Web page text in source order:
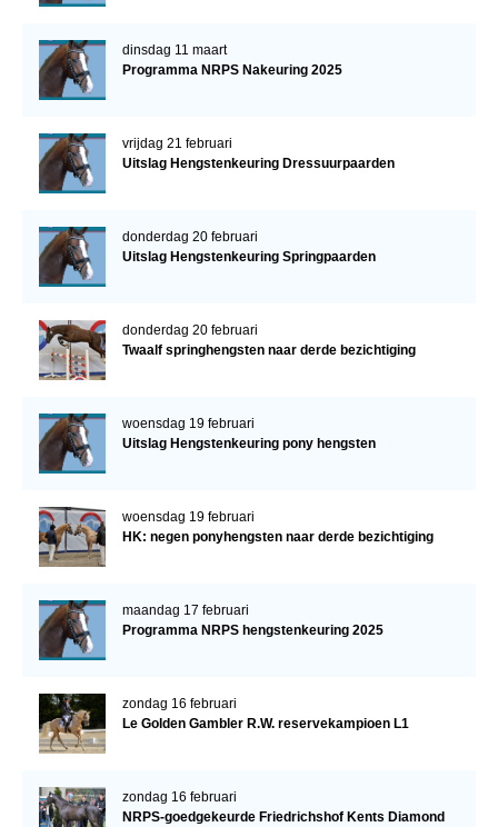
dinsdag 11 maart
Programma NRPS Nakeuring 2025
vrijdag 21 februari
Uitslag Hengstenkeuring Dressuurpaarden
donderdag 20 februari
Uitslag Hengstenkeuring Springpaarden
donderdag 20 februari
Twaalf springhengsten naar derde bezichtiging
woensdag 19 februari
Uitslag Hengstenkeuring pony hengsten
woensdag 19 februari
HK: negen ponyhengsten naar derde bezichtiging
maandag 17 februari
Programma NRPS hengstenkeuring 2025
zondag 16 februari
Le Golden Gambler R.W. reservekampioen L1
zondag 16 februari
NRPS-goedgekeurde Friedrichshof Kents Diamond